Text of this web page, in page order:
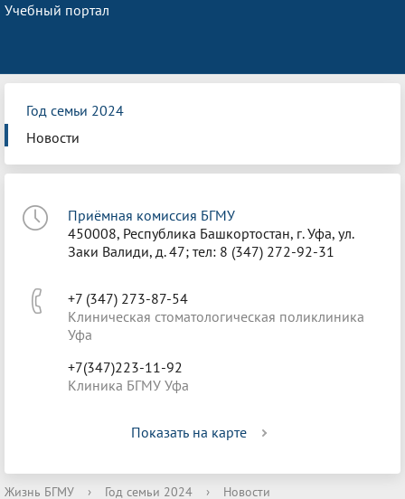
Учебный портал
Год семьи 2024
Новости
Приёмная комиссия БГМУ
450008, Республика Башкортостан, г. Уфа, ул.
Заки Валиди, д. 47; тел: 8 (347) 272-92-31
+7 (347) 273-87-54
Клиническая стоматологическая поликлиника
Уфа
+7(347)223-11-92
Клиника БГМУ Уфа
Показать на карте
Жизнь БГМУ › Год семьи 2024 › Новости